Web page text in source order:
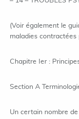
(Voir également le
maladies
Chapitre Ier :
Section A
Un certain nombre